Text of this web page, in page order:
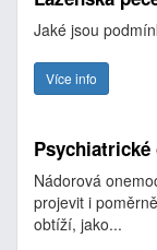
Jaké jsou
Více info
Nádorová
projevit i
obtíží, jako...